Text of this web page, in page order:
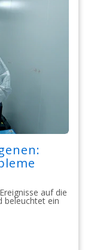
auf die
beleuchtet ein